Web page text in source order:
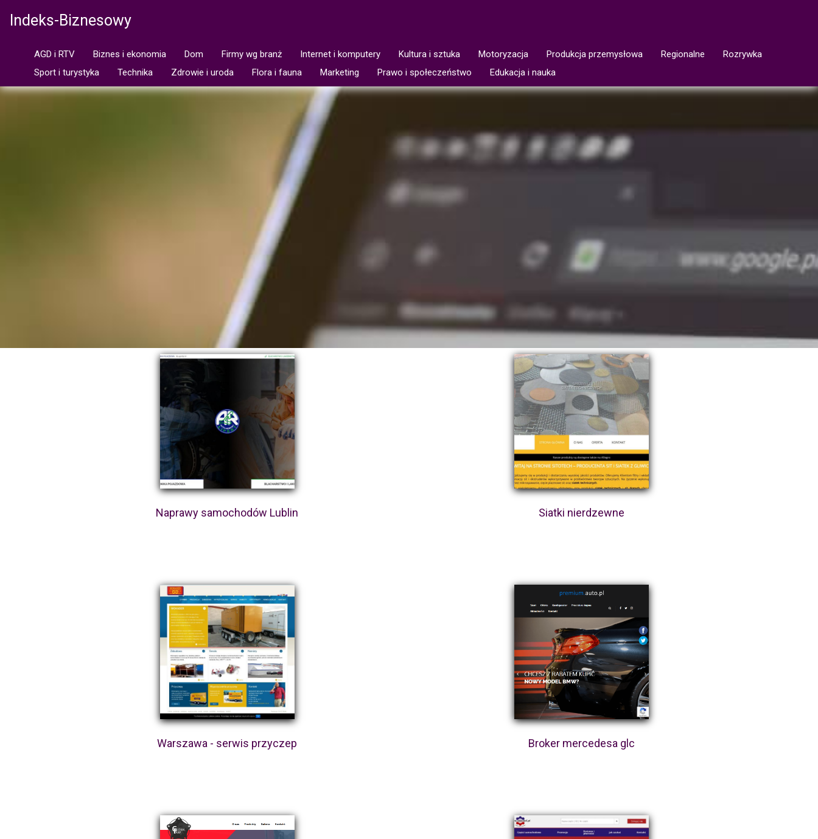
Indeks-Biznesowy
AGD i RTV Biznes i ekonomia Dom Firmy wg branż Internet i komputery Kultura i sztuka Motoryzacja Produkcja przemysłowa Regionalne
Rozrywka
Sport i turystyka
Technika Zdrowie i uroda Flora i fauna Marketing Prawo i społeczeństwo Edukacja i nauka
Naprawy samochodów Lublin Siatki nierdzewne
Warszawa - serwis przyczep Broker mercedesa glc